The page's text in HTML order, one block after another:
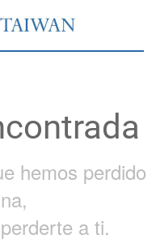
hemos perdido
a ti.